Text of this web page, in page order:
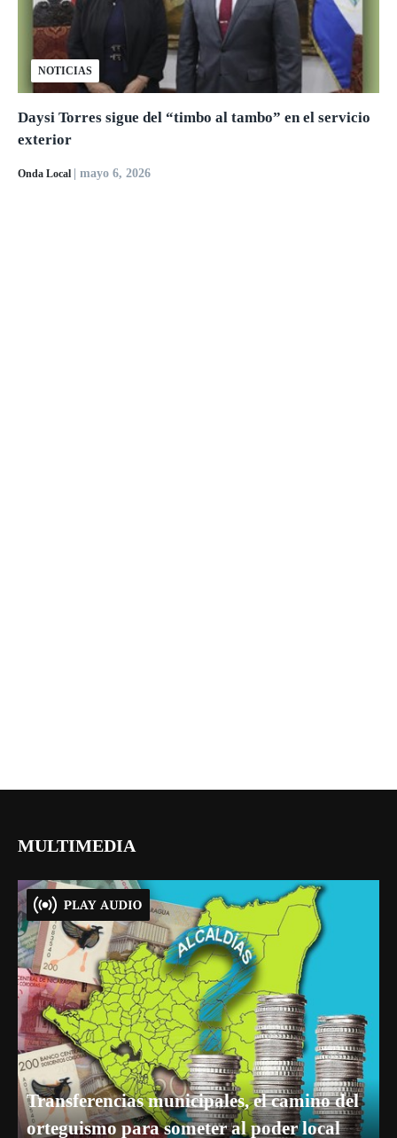
NOTICIAS
Daysi Torres sigue del “timbo al tambo” en el servicio
exterior
Onda Local | mayo 6, 2026
MULTIMEDIA
Transferencias municipales, el camino del
orteguismo para someter al poder local